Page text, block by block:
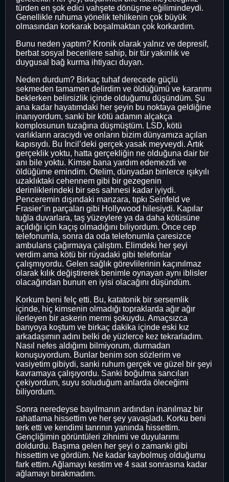
türden en şok edici vahşete dönüşme eğilimindeydi.
Genellikle ruhuma yönelik tehlikenin çok büyük
olmasından korkarak boşalmaktan çok korkardım.
Bunu neden yaptım? Kronik olarak yalnız ve depresif,
berbat sosyal becerilere sahip, bir tür yakınlık ve
duygusal bağ kurma ihtiyacı duyan.
Neden durdum? Birkaç tuhaf derecede güçlü
sekmeden tamamen delirdim ve öldüğümü ve kararımı
beklerken belirsizlik içinde olduğumu düşündüm. Şu
ana kadar hayatımdaki her şeyin bu noktaya geldiğine
inanıyordum, sanki bir kötü adamın alçakça
komplosunun tuzağına düşmüştüm. LSD, kötü
varlıkların aracıydı ve onların bizim dünyamıza açılan
kapısıydı. Bu İncil’deki gerçek yasak meyveydi. Artık
gerçeklik yoktu, hatta gerçekliğin ne olduğuna dair bir
anı bile yoktu. Kimse bana yardım edemezdi ve
öldüğüme emindim. Otelim, dünyadan binlerce ışıkyılı
uzaklıktaki cehennem gibi bir gezegenin
derinliklerindeki bir ses sahnesi kadar iyiydi.
Penceremin dışındaki manzara, tıpkı Seinfeld ve
Frasier’in parçaları gibi Hollywood hilesiydi. Kapılar
tuğla duvarlara, taş yüzeylere ya da daha kötüsüne
açıldığı için kaçış olmadığını biliyordum. Önce cep
telefonumla, sonra da oda telefonumla çaresizce
ambulans çağırmaya çalıştım. Elimdeki her şeyi
verdim ama kötü bir rüyadaki gibi telefonlar
çalışmıyordu. Gelen sağlık görevlilerinin kaçınılmaz
olarak kılık değiştirerek benimle oynayan aynı iblisler
olacağından bunun en iyisi olacağını düşündüm.
Korkum beni felç etti. Bu, katatonik bir sersemlik
içinde, hiç kimsenin olmadığı topraklarda ağır ağır
ilerleyen bir askerin mermi şokuydu. Amaçsızca
banyoya koştum ve birkaç dakika içinde eski kız
arkadaşımın adını belki de yüzlerce kez tekrarladım.
Nasıl nefes aldığımı bilmiyorum, durmadan
konuşuyordum. Bunlar benim son sözlerim ve
vasiyetim gibiydi, sanki ruhum gerçek ve güzel bir şeyi
kavramaya çalışıyordu. Sanki boğulma sancıları
çekiyordum, suyu soluduğum anlarda öleceğimi
biliyordum.
Sonra neredeyse bayılmanın ardından inanılmaz bir
rahatlama hissettim ve her şey yavaşladı. Korku beni
terk etti ve kendimi tanrının yanında hissettim.
Gençliğimin görüntüleri zihnimi ve duyularımı
doldurdu. Başıma gelen her şeyi o zamanki gibi
hissettim ve gördüm. Ne kadar kaybolmuş olduğumu
fark ettim. Ağlamayı kestim ve 4 saat sonrasına kadar
ağlamayı bırakmadım.